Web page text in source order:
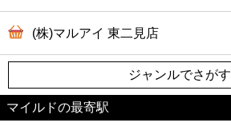
ショッピング
銀行
公共
(株)マルアイ 東二見店
ジャンルでさがす
マイルドの最寄駅